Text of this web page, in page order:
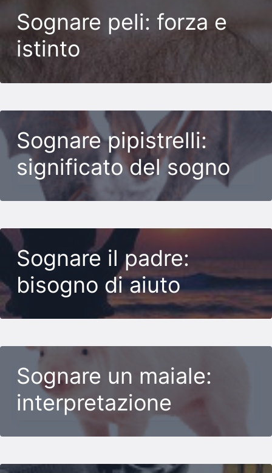
Sognare peli: forza e
istinto
Sognare pipistrelli:
significato del sogno
Sognare il padre:
bisogno di aiuto
Sognare un maiale:
interpretazione